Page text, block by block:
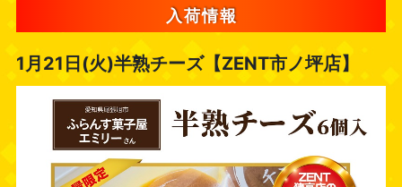
入荷情報
1月21日(火)半熟チーズ【ZENT市ノ坪店】